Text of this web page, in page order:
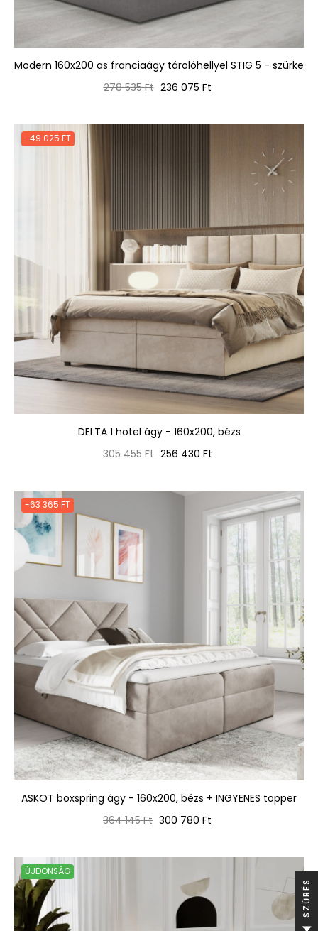
Modern 160x200 as franciaágy tárolóhellyel STIG 5 - szürke
Normál
278 535 Ft Ár
236 075 Ft
-49 025 FT
DELTA 1 hotel ágy - 160x200, bézs
Normál
305 455 Ft Ár
256 430 Ft
-63 365 FT
ASKOT boxspring ágy - 160x200, bézs + INGYENES topper
Normál
364 145 Ft Ár
300 780 Ft
ÚJDONSÁG
S